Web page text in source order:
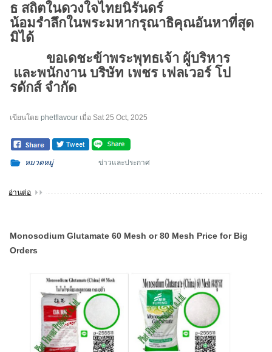
ธ สถิตในดวงใจไทยนิรันดร์
น้อมรำลึกในพระมหากรุณาธิคุณอันหาที่สุด
มิได้
ขอเดชะข้าพระพุทธเจ้า ผู้บริหาร
และพนักงาน บริษัท เพชร เฟลเวอร์ โป
รดักส์ จำกัด
เขียนโดยphetflavour เมื่อSat 25 Oct, 2025
หมวดหมู่ ข่าวและประกาศ
อ่านต่อ
Monosodium Glutamate 60 Mesh or 80 Mesh Price for Big
Orders